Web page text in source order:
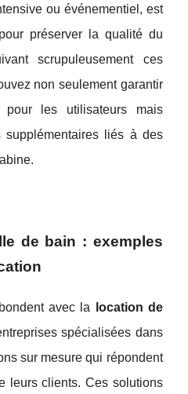
ou événementiel, est
préserver la qualité du
scrupuleusement ces
non seulement garantir
pour les utilisateurs mais
supplémentaires liés à des
de bain : exemples
avec la
location de
spécialisées dans
sur mesure qui répondent
leurs clients. Ces solutions